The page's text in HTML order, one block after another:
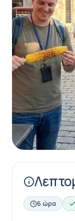
6 ώρα